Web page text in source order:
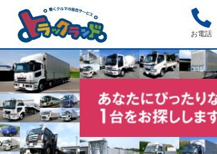
お電話